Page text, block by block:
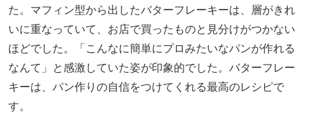
た。マフィン型から出したバターフレーキーは、層がきれ
いに重なっていて、お店で買ったものと見分けがつかない
ほどでした。「こんなに簡単にプロみたいなパンが作れる
なんて」と感激していた姿が印象的でした。バターフレー
キーは、パン作りの自信をつけてくれる最高のレシピで
す。